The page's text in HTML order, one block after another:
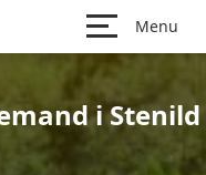
Menu
i Stenild